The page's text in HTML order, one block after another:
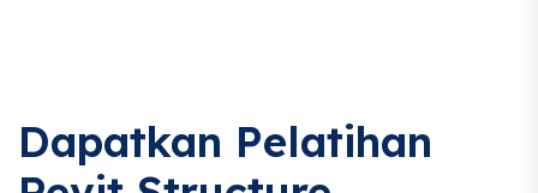
Dapatkan Pelatihan